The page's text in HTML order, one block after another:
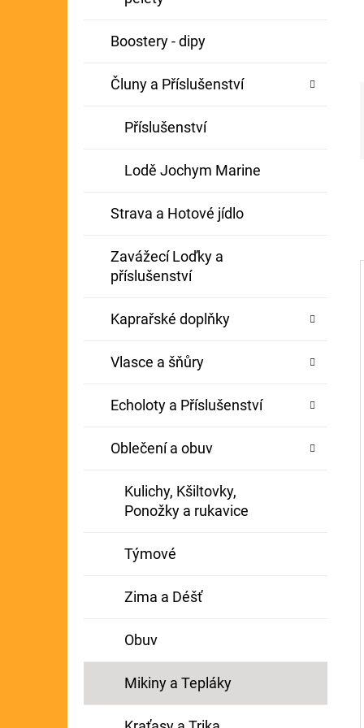
Boostery - dipy
Čluny a Příslušenství
Příslušenství
Lodě Jochym Marine
Strava a Hotové jídlo
Zavážecí Loďky a
příslušenství
Kaprařské doplňky
Vlasce a šňůry
Echoloty a Příslušenství
Oblečení a obuv
Kulichy, Kšiltovky,
Ponožky a rukavice
Týmové
Zima a Déšť
Obuv
Mikiny a Tepláky
BOILIE RIG PLUS 25LB
Původně: 79 Kč